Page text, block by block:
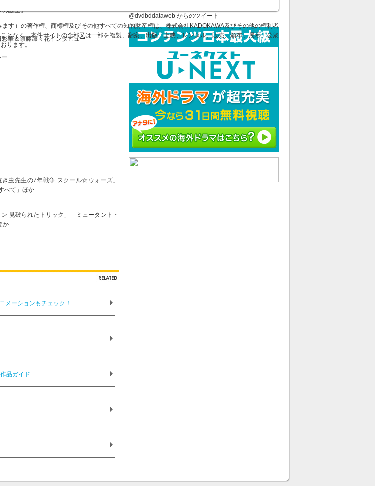
す）の著作権、商標権及びその他すべての知的財産権は、株式会社KADOKAWA及びその他の権利者
となく、本件サイトの全部又は一部を複製、翻案、出版、上映、レンタル、販売、頒布、展示、公衆
ります。
ー
の誕生」
華＆須藤凛々花インタビュー
虫先生の7年戦争 スクール☆ウォーズ」
べて」ほか
見破られたトリック」「ミュータント・
か
メーションもチェック！
品ガイド
@dvdbddataweb からのツイート